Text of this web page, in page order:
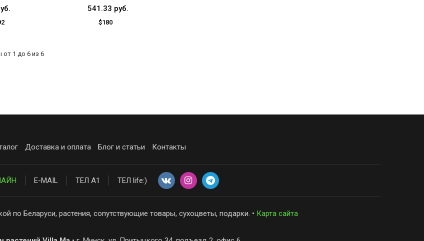
541.33 руб.
$180
1 до 6 из 6
Доставка и оплата Блог и статьи Контакты
E-MAIL ТЕЛ А1 ТЕЛ life:)
по Беларуси, растения, сопутствующие товары, сухоцветы, подарки. • Карта сайта